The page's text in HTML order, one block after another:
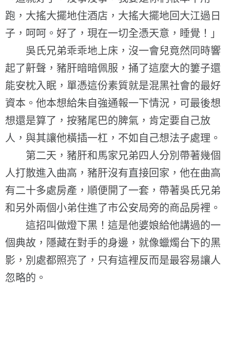
跑，大搖大擺地住酒店，大搖大擺地回大江過日
子，呵呵。好了，現在一切全憑天意，睡覺！」
吳氏兄弟乖乖地上床，沒一會兒竟然同時響
起了鼾聲，豬肝暗暗佩服，捅了這麼大的簍子還
能安枕入眠，單憑這份素質就是混黑社會的最好
資本。他本想給朱自強通報一下情況，可最後想
想還是算了，按豬尾巴的脾氣，肯定要自己放
人，與其讓他橫插一杠，不如自己想法子處理。
第二天，豬肝和馬家兄弟四人分別帶著幾個
人打散進入曲高，豬肝沒有直接回家，他在曲高
有二十多處房產，順便開了一套，帶著吳氏兄弟
和另外兩個小弟住進了市公安局旁的商品房裡。
這招叫做燈下黑！這是他婆娘給他講過的一
個典故，隱藏在對手的身邊，就像蠟燭台下的黑
影，別處都照亮了，只有這裡反而是最容易讓人
忽略的。